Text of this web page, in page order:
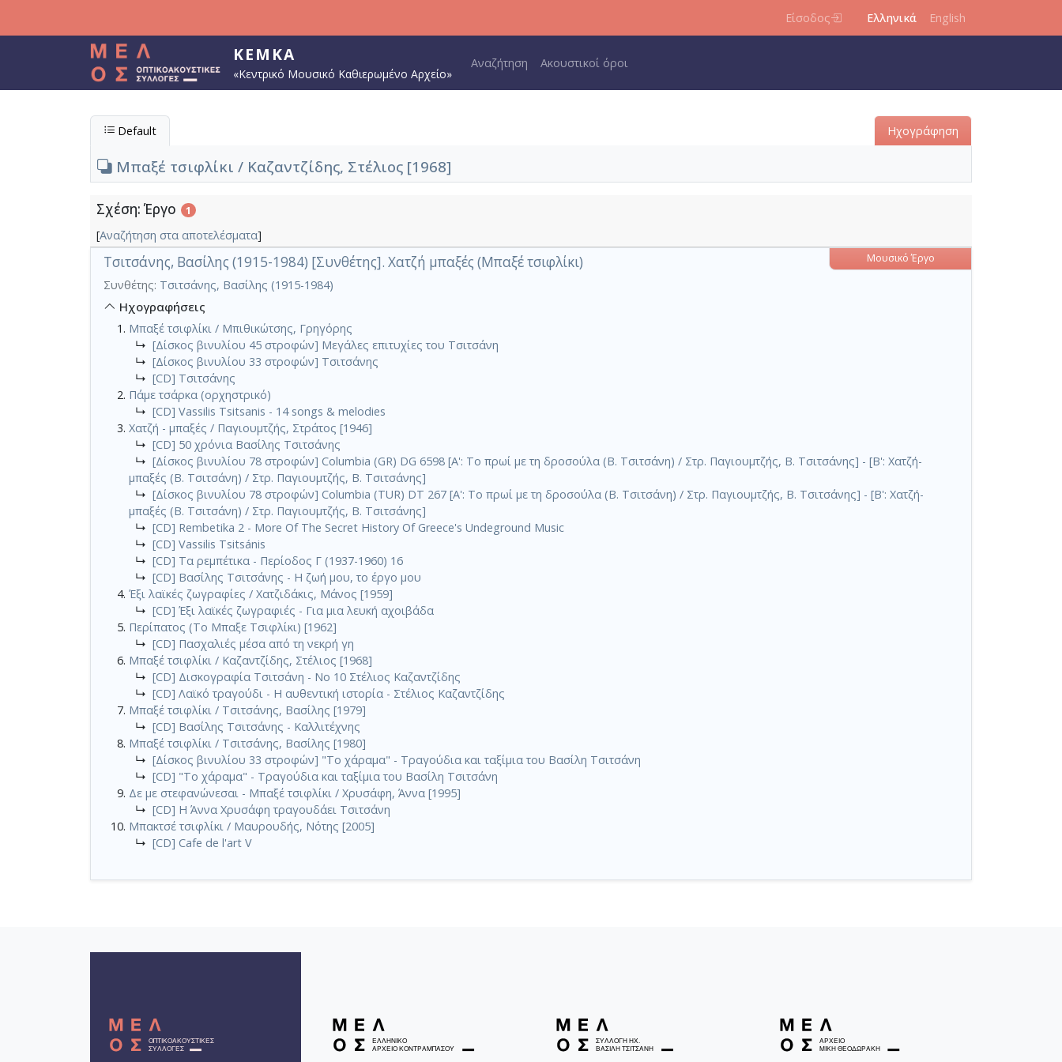
Είσοδος Ελληνικά English
ΚΕΜΚΑ
«Κεντρικό Μουσικό Καθιερωμένο Αρχείο»
Main navigation
Αναζήτηση Ακουστικοί όροι
Default Ηχογράφηση
Μπαξέ τσιφλίκι / Καζαντζίδης, Στέλιος [1968]
Σχέση: Έργο 1
[Αναζήτηση στα αποτελέσματα]
Τσιτσάνης, Βασίλης (1915-1984) [Συνθέτης]. Χατζή μπαξές (Μπαξέ τσιφλίκι) Μουσικό Έργο
Συνθέτης: Τσιτσάνης, Βασίλης (1915-1984)
Ηχογραφήσεις
Μπαξέ τσιφλίκι / Μπιθικώτσης, Γρηγόρης
↳ [Δίσκος βινυλίου 45 στροφών] Μεγάλες επιτυχίες του Τσιτσάνη
↳ [Δίσκος βινυλίου 33 στροφών] Τσιτσάνης
↳ [CD] Τσιτσάνης
Πάμε τσάρκα (ορχηστρικό)
↳ [CD] Vassilis Tsitsanis - 14 songs & melodies
Χατζή - μπαξές / Παγιουμτζής, Στράτος [1946]
↳ [CD] 50 χρόνια Βασίλης Τσιτσάνης
↳ [Δίσκος βινυλίου 78 στροφών] Columbia (GR) DG 6598 [A': Το πρωί με τη δροσούλα (Β. Τσιτσάνη) / Στρ. Παγιουμτζής, Β. Τσιτσάνης] - [Β': Χατζή-
μπαξές (Β. Τσιτσάνη) / Στρ. Παγιουμτζής, Β. Τσιτσάνης]
↳ [Δίσκος βινυλίου 78 στροφών] Columbia (TUR) DT 267 [A': Το πρωί με τη δροσούλα (Β. Τσιτσάνη) / Στρ. Παγιουμτζής, Β. Τσιτσάνης] - [Β': Χατζή-
μπαξές (Β. Τσιτσάνη) / Στρ. Παγιουμτζής, Β. Τσιτσάνης]
↳ [CD] Rembetika 2 - More Of The Secret History Of Greece's Undeground Music
↳ [CD] Vassilis Tsitsánis
↳ [CD] Τα ρεμπέτικα - Περίοδος Γ (1937-1960) 16
↳ [CD] Βασίλης Τσιτσάνης - Η ζωή μου, το έργο μου
Έξι λαϊκές ζωγραφίες / Χατζιδάκις, Μάνος [1959]
↳ [CD] Έξι λαϊκές ζωγραφιές - Για μια λευκή αχοιβάδα
Περίπατος (Το Μπαξε Τσιφλίκι) [1962]
↳ [CD] Πασχαλιές μέσα από τη νεκρή γη
Μπαξέ τσιφλίκι / Καζαντζίδης, Στέλιος [1968]
↳ [CD] Δισκογραφία Τσιτσάνη - Νο 10 Στέλιος Καζαντζίδης
↳ [CD] Λαϊκό τραγούδι - Η αυθεντική ιστορία - Στέλιος Καζαντζίδης
Μπαξέ τσιφλίκι / Τσιτσάνης, Βασίλης [1979]
↳ [CD] Βασίλης Τσιτσάνης - Καλλιτέχνης
Μπαξέ τσιφλίκι / Τσιτσάνης, Βασίλης [1980]
↳ [Δίσκος βινυλίου 33 στροφών] "Το χάραμα" - Τραγούδια και ταξίμια του Βασίλη Τσιτσάνη
↳ [CD] "Το χάραμα" - Τραγούδια και ταξίμια του Βασίλη Τσιτσάνη
Δε με στεφανώνεσαι - Μπαξέ τσιφλίκι / Χρυσάφη, Άννα [1995]
↳ [CD] Η Άννα Χρυσάφη τραγουδάει Τσιτσάνη
Μπακτσέ τσιφλίκι / Μαυρουδής, Νότης [2005]
↳ [CD] Cafe de l'art V